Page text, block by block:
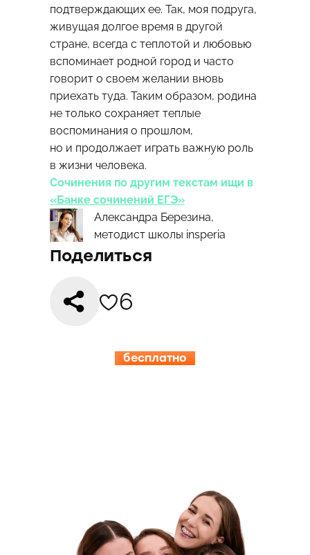
подтверждающих ее. Так, моя подруга,
живущая долгое время в другой
стране, всегда с теплотой и любовью
вспоминает родной город и часто
говорит о своем желании вновь
приехать туда. Таким образом, родина
не только сохраняет теплые
воспоминания о прошлом,
но и продолжает играть важную роль
в жизни человека.
Сочинения по другим текстам ищи в
«Банке сочинений ЕГЭ»
Александра Березина,
методист школы insperia
Поделиться
6
бесплатно